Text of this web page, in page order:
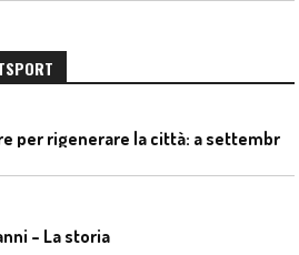
– La storia